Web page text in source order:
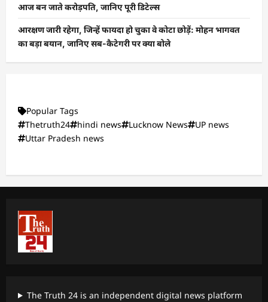
आज बन जाते करोड़पति, जानिए पूरी डिटेल्स
आरक्षण जारी रहेगा, जिन्हें फायदा हो चुका वे कोटा छोड़ें: मोहन भागवत
का बड़ा बयान, जानिए सब-कैटेगरी पर क्या बोले
Popular Tags
Thetruth24
hindi news Lucknow News
UP news
Uttar Pradesh news
The Truth 24 is an independent digital news platform